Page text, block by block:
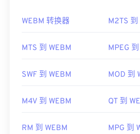
此外，MKV 不使用编解码器来压缩
种方法是下载与所选媒体播放器兼
合社区编解码器包 (CCCP)
。
首次发行：
有用的链接：
如何打开 WEBM 文件？
上打开 WEBM 文件。其他适合打开
和适用于 Mac OS X 操作系统的
独安装编解码器
。不过，大多数浏
开发者： Google
CoreCodec,
WEBM 转换器 M2TS 到
MTS 到 WEBM MPEG
SWF 到 WEBM MOD 到
M4V 到 WEBM QT 到
RM 到 WEBM MPG 到